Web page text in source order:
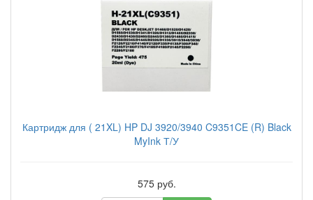
Картридж для ( 21XL) HP DJ 3920/3940 C9351CE (R) Black
MyInk Т/У
575 руб.